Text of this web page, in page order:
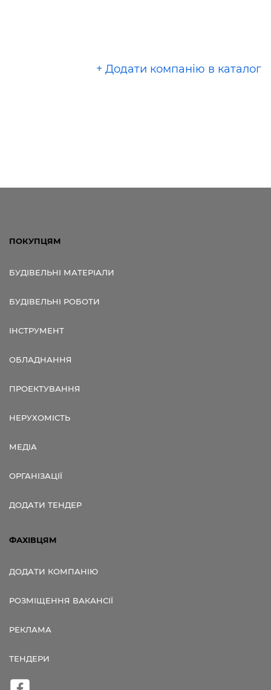
+ Додати компанію в каталог
ПОКУПЦЯМ
БУДІВЕЛЬНІ МАТЕРІАЛИ
БУДІВЕЛЬНІ РОБОТИ
ІНСТРУМЕНТ
ОБЛАДНАННЯ
ПРОЕКТУВАННЯ
НЕРУХОМІСТЬ
МЕДІА
ОРГАНІЗАЦІЇ
ДОДАТИ ТЕНДЕР
ФАХІВЦЯМ
ДОДАТИ КОМПАНІЮ
РОЗМІЩЕННЯ ВАКАНСІЇ
РЕКЛАМА
ТЕНДЕРИ